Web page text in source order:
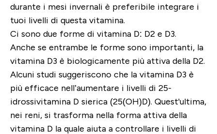
durante i mesi invernali è preferibile integrare i
tuoi livelli di questa vitamina.
Ci sono due forme di vitamina D: D2 e D3.
Anche se entrambe le forme sono importanti, la
vitamina D3 è biologicamente più attiva della D2.
Alcuni studi suggeriscono che la vitamina D3 è
più efficace nell’aumentare i livelli di 25-
idrossivitamina D sierica (25(OH)D). Quest'ultima,
nei reni, si trasforma nella forma attiva della
vitamina D la quale aiuta a controllare i livelli di